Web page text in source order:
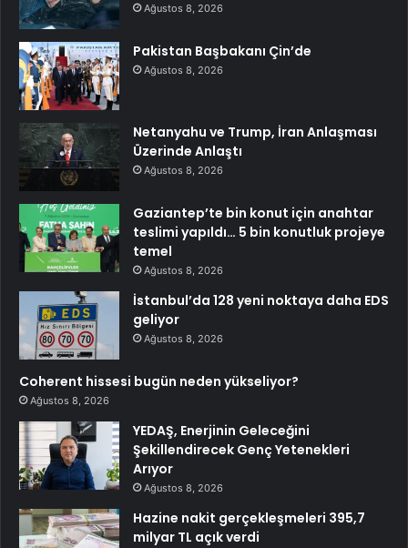
Ağustos 8, 2026
Pakistan Başbakanı Çin’de
Ağustos 8, 2026
Netanyahu ve Trump, İran Anlaşması
Üzerinde Anlaştı
Ağustos 8, 2026
Gaziantep’te bin konut için anahtar
teslimi yapıldı… 5 bin konutluk projeye
temel
Ağustos 8, 2026
İstanbul’da 128 yeni noktaya daha EDS
geliyor
Ağustos 8, 2026
Coherent hissesi bugün neden yükseliyor?
Ağustos 8, 2026
YEDAŞ, Enerjinin Geleceğini
Şekillendirecek Genç Yetenekleri
Arıyor
Ağustos 8, 2026
Hazine nakit gerçekleşmeleri 395,7
milyar TL açık verdi